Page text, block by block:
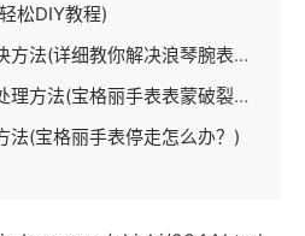
松DIY教程)
教你解决浪琴腕表出现机芯异响的问题)
法(宝格丽手表表蒙破裂怎么办？)
法(宝格丽手表停走怎么办？)